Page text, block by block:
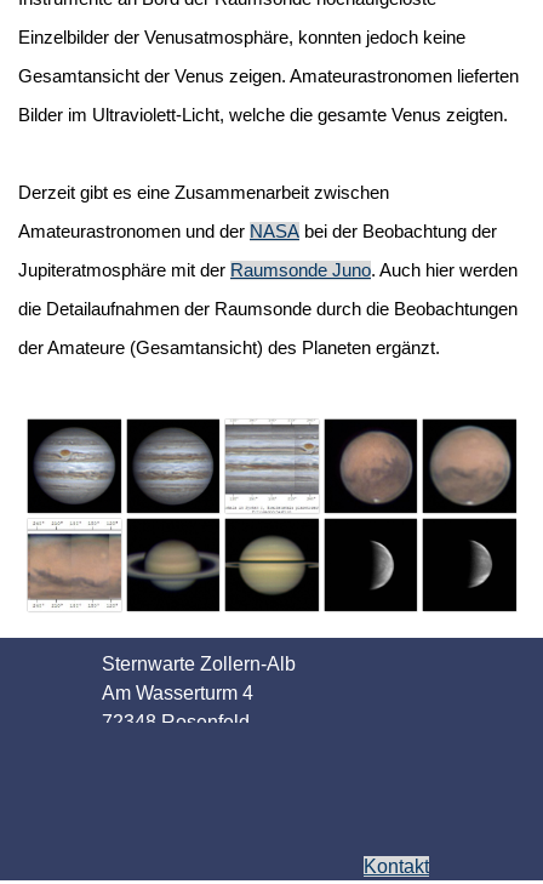
Einzelbilder der Venusatmosphäre, konnten jedoch keine
Gesamtansicht der Venus zeigen. Amateurastronomen lieferten
Bilder im Ultraviolett-Licht, welche die gesamte Venus zeigten.
Derzeit gibt es eine Zusammenarbeit zwischen
Amateurastronomen und der NASA bei der Beobachtung der
Jupiteratmosphäre mit der Raumsonde Juno. Auch hier werden
die Detailaufnahmen der Raumsonde durch die Beobachtungen
der Amateure (Gesamtansicht) des Planeten ergänzt.
Kontakt
Sternwarte Zollern-Alb
Am Wasserturm 4
72348 Rosenfeld